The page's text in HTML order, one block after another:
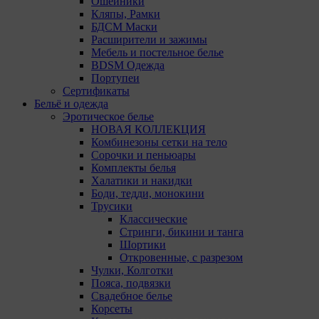
Кляпы, Рамки
БДСМ Маски
Расширители и зажимы
Мебель и постельное белье
BDSM Одежда
Портупеи
Сертификаты
Бельё и одежда
Эротическое белье
НОВАЯ КОЛЛЕКЦИЯ
Комбинезоны сетки на тело
Сорочки и пеньюары
Комплекты белья
Халатики и накидки
Боди, тедди, монокини
Трусики
Классические
Стринги, бикини и танга
Шортики
Откровенные, с разрезом
Чулки, Колготки
Пояса, подвязки
Свадебное белье
Корсеты
5. Целями обработки файлов cookie являются:
5.1. Обеспечение удобства пользователей сайтов;
5.2. Повышение качества функционирования
сайтов, в том числе корректность их работы;
5.3. Сбор аналитической информации в
обобщенном виде для оценки и дальнейшего
улучшения работы сайтов;
5.4. Создание и предоставление
персонализированной рекламы пользователю.
6. Общество не использует файлы cookie для
идентификации субъектов персональных данных.
7. На сайтах используются как файлы cookie первой
стороны (устанавливаемые сайтами, которые
посещает пользователь), так и сторонние файлы
cookie (задаются сервером, расположенным вне
домена наших сайтов).
8. Общество обрабатывает обезличенные данные
пользователей сайта (включая файлы «cookie»),
собираемые с помощью сервисов Интернет-